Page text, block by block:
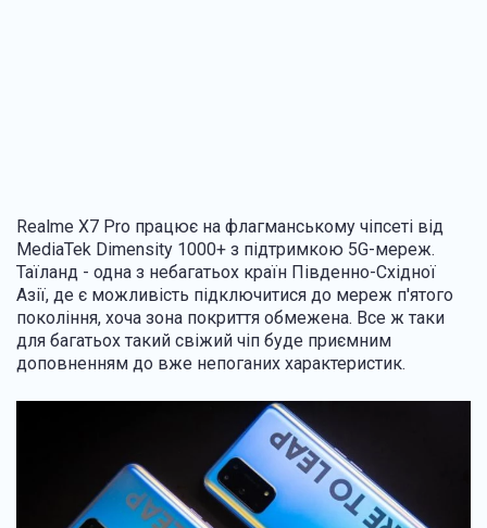
Realme X7 Pro працює на флагманському чіпсеті від
MediaTek Dimensity 1000+ з підтримкою 5G-мереж.
Таїланд - одна з небагатьох країн Південно-Східної
Азії, де є можливість підключитися до мереж п'ятого
покоління, хоча зона покриття обмежена. Все ж таки
для багатьох такий свіжий чіп буде приємним
доповненням до вже непоганих характеристик.